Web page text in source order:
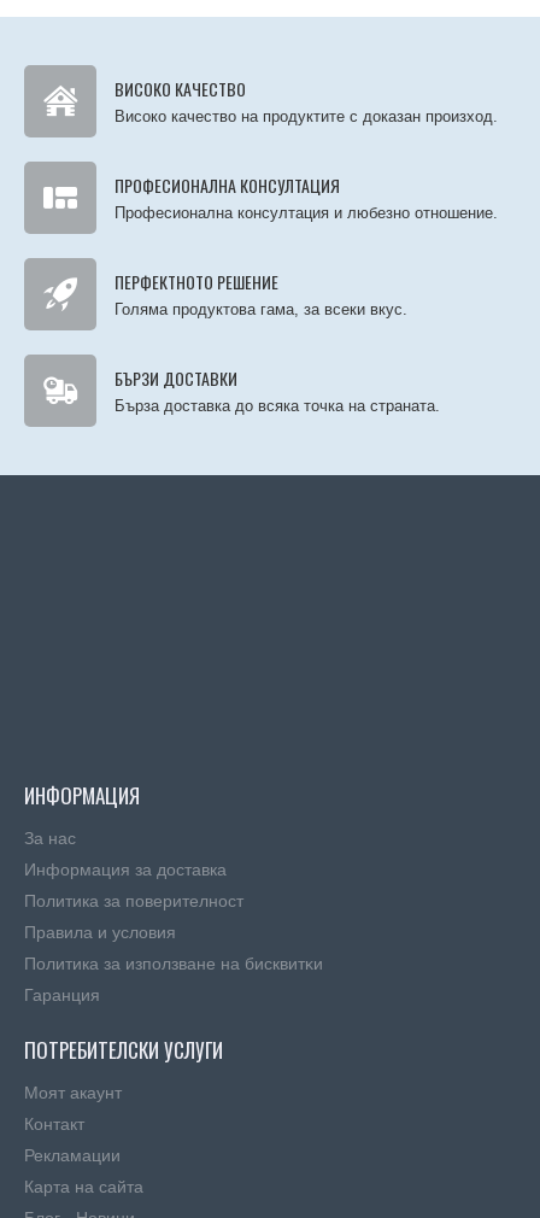
ВИСОКО КАЧЕСТВО
Високо качество на продуктите с доказан произход.
ПРОФЕСИОНАЛНА КОНСУЛТАЦИЯ
Професионална консултация и любезно отношение.
ПЕРФЕКТНОТО РЕШЕНИЕ
Голяма продуктова гама, за всеки вкус.
БЪРЗИ ДОСТАВКИ
Бърза доставка до всяка точка на страната.
ИНФОРМАЦИЯ
За нас
Информация за доставка
Политика за поверителност
Правила и условия
Πoлитика зa изпoлзвaнe нa бисквитĸи
Гаранция
ПОТРЕБИТЕЛСКИ УСЛУГИ
Моят акаунт
Контакт
Рекламации
Карта на сайта